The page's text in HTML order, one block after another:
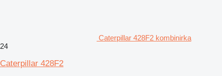
Caterpillar 428F2 kombinirka
24
Caterpillar 428F2